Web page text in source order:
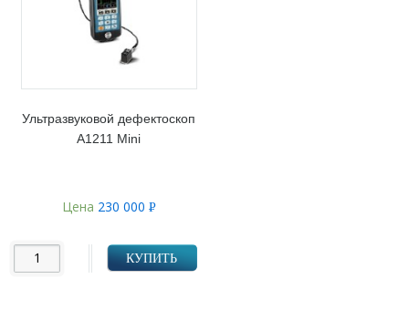
Ультразвуковой дефектоскоп
А1211 Mini
Цена 230 000 Р
КУПИТЬ